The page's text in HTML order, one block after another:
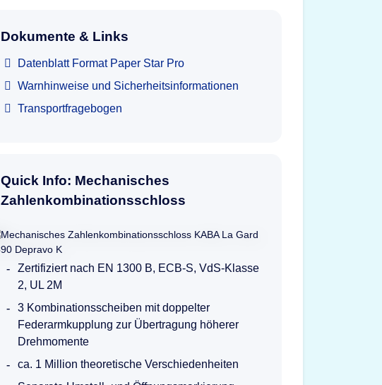
Dokumente & Links
Datenblatt Format Paper Star Pro
Warnhinweise und Sicherheitsinformationen
Transportfragebogen
Quick Info: Mechanisches
Zahlenkombinationsschloss
Zertifiziert nach EN 1300 B, ECB-S, VdS-Klasse
2, UL 2M
3 Kombinationsscheiben mit doppelter
Federarmkupplung zur Übertragung höherer
Drehmomente
ca. 1 Million theoretische Verschiedenheiten